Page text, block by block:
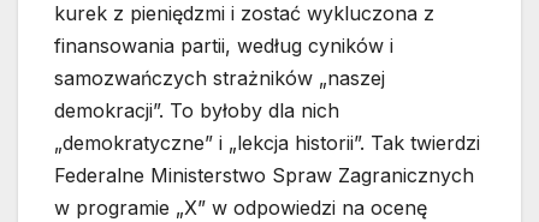
kurek z pieniędzmi i zostać wykluczona z
finansowania partii, według cyników i
samozwańczych strażników „naszej
demokracji”. To byłoby dla nich
„demokratyczne” i „lekcja historii”. Tak twierdzi
Federalne Ministerstwo Spraw Zagranicznych
w programie „X” w odpowiedzi na ocenę